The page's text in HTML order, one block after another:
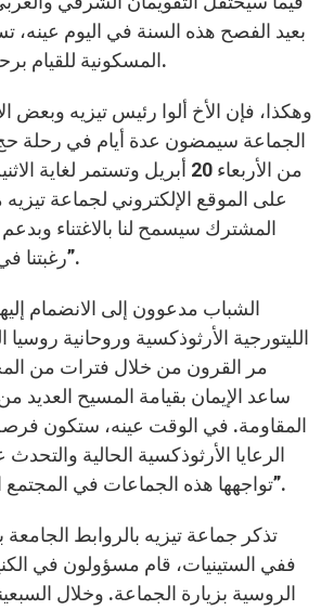
بعيد الفصح هذه السنة في اليوم عينه،
المسكونية للقيام برحلة حج إلى روسيا.
وهكذا، فإن الأخ ألوا رئيس تيزيه وبعض
الجماعة سيمضون عدة أيام في رحلة
على الموقع الإلكتروني لجماعة
المشترك سيسمح لنا بالاغتناء
رغبتنا في الشهادة للإنجيل”.
الليتورجية الأرثوذكسية وروحانية روسيا
مر القرون من خلال فترات من
ساعد الإيمان بقيامة المسيح العديد
المقاومة. في الوقت عينه، ستكون
الرعايا الأرثوذكسية الحالية
تواجهها هذه الجماعات في المجتمع الروسي المعاصر”.
تذكر جماعة تيزيه بالروابط الجامعة
ففي الستينيات، قام مسؤولون في
الروسية بزيارة الجماعة. وخلال